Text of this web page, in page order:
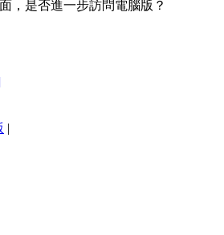
，是否進一步訪問電腦版？
|